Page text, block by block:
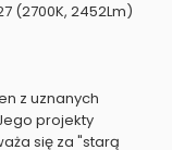
(2700K, 2452Lm)
z uznanych
projekty
się za "starą